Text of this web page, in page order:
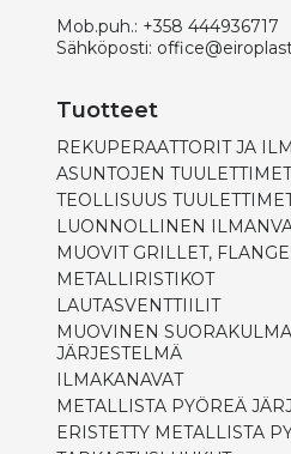
Mob.puh.: +358 444936717
Sähköposti:
Tuotteet
REKUPERAATTORIT JA
ASUNTOJEN TUULETTIMET
TEOLLISUUS
LUONNOLLINEN
MUOVIT GRILLET,
METALLIRISTIKOT
LAUTASVENTTIILIT
MUOVINEN
JÄRJESTELMÄ
ILMAKANAVAT
METALLISTA PYÖREÄ
ERISTETTY METALLISTA